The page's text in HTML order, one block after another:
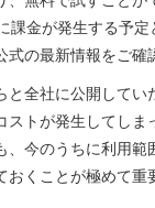
課金が発生する予定
式の最新情報をご確
と全社に公開してい
ストが発生してし
、今のうちに利用範
くことが極めて重